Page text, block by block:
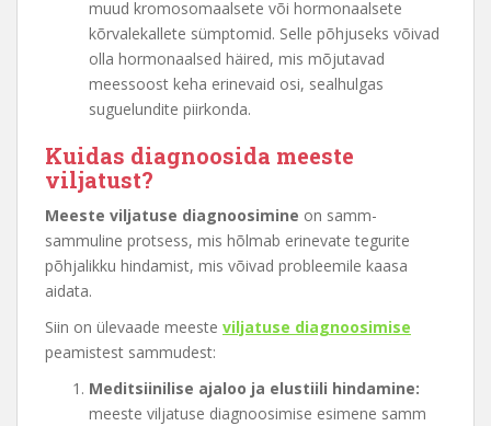
muud kromosomaalsete või hormonaalsete
kõrvalekallete sümptomid. Selle põhjuseks võivad
olla hormonaalsed häired, mis mõjutavad
meessoost keha erinevaid osi, sealhulgas
suguelundite piirkonda.
Kuidas diagnoosida meeste
viljatust?
Meeste viljatuse diagnoosimine on samm-
sammuline protsess, mis hõlmab erinevate tegurite
põhjalikku hindamist, mis võivad probleemile kaasa
aidata.
Siin on ülevaade meeste viljatuse diagnoosimise
peamistest sammudest:
Meditsiinilise ajaloo ja elustiili hindamine:
meeste viljatuse diagnoosimise esimene samm